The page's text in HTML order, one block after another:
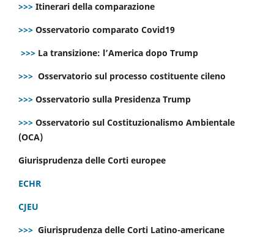
>>> Itinerari della comparazione
>>> Osservatorio comparato Covid19
>>> La transizione: l’America dopo Trump
>>> Osservatorio sul processo costituente cileno
>>> Osservatorio sulla Presidenza Trump
>>> Osservatorio sul Costituzionalismo Ambientale
(OCA)
Giurisprudenza delle Corti europee
ECHR
CJEU
>>> Giurisprudenza delle Corti Latino-americane